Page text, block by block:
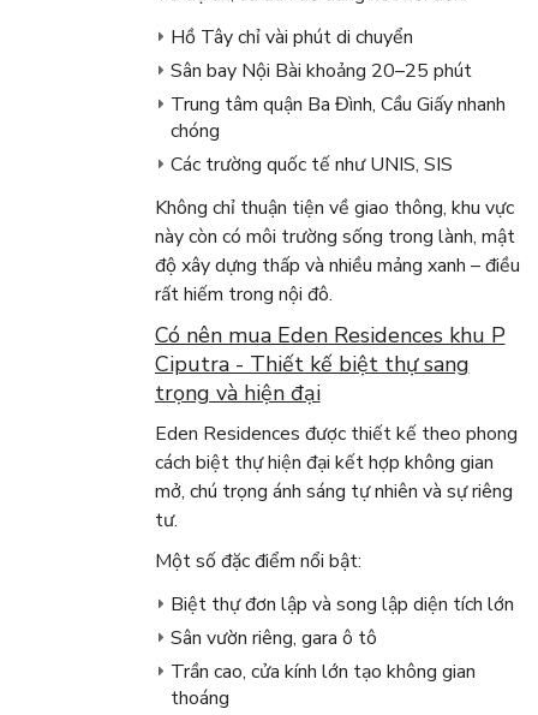
Hồ Tây chỉ vài phút di chuyển
Sân bay Nội Bài khoảng 20–25 phút
Trung tâm quận Ba Đình, Cầu Giấy nhanh
chóng
Các trường quốc tế như UNIS, SIS
Không chỉ thuận tiện về giao thông, khu vực
này còn có môi trường sống trong lành, mật
độ xây dựng thấp và nhiều mảng xanh – điều
rất hiếm trong nội đô.
Có nên mua Eden Residences khu P
Ciputra - Thiết kế biệt thự sang
trọng và hiện đại
Eden Residences được thiết kế theo phong
cách biệt thự hiện đại kết hợp không gian
mở, chú trọng ánh sáng tự nhiên và sự riêng
tư.
Một số đặc điểm nổi bật:
Biệt thự đơn lập và song lập diện tích lớn
Sân vườn riêng, gara ô tô
Trần cao, cửa kính lớn tạo không gian
thoáng